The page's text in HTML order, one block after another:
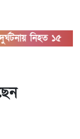
নিহত ১৫